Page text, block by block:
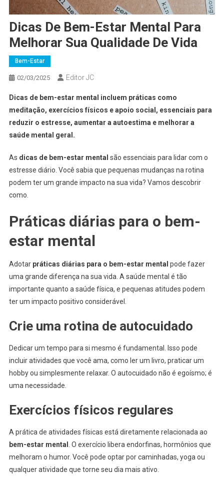
Dicas De Bem-Estar Mental Para
Melhorar Sua Qualidade De Vida
Bem-Estar
02/03/2025 Editor JC
Dicas de bem-estar mental incluem práticas como
meditação, exercícios físicos e apoio social, essenciais para
reduzir o estresse, aumentar a autoestima e melhorar a
saúde mental geral.
As dicas de bem-estar mental são essenciais para lidar com o
estresse diário. Você sabia que pequenas mudanças na rotina
podem ter um grande impacto na sua vida? Vamos descobrir
como.
Práticas diárias para o bem-
estar mental
Adotar práticas diárias para o bem-estar mental pode fazer
uma grande diferença na sua vida. A saúde mental é tão
importante quanto a saúde física, e pequenas atitudes podem
ter um impacto positivo considerável.
Crie uma rotina de autocuidado
Dedicar um tempo para si mesmo é fundamental. Isso pode
incluir atividades que você ama, como ler um livro, praticar um
hobby ou simplesmente relaxar. O autocuidado não é egoísmo; é
uma necessidade.
Exercícios físicos regulares
A prática de atividades físicas está diretamente relacionada ao
bem-estar mental . O exercício libera endorfinas, hormônios que
melhoram o humor. Você pode optar por caminhadas, yoga ou
qualquer atividade que torne seu dia mais ativo.